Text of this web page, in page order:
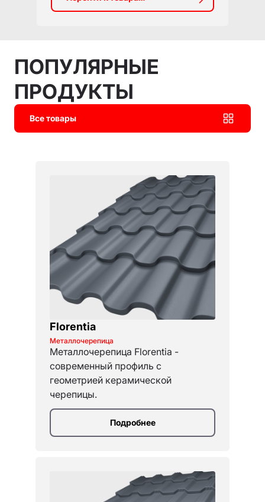
ПОПУЛЯРНЫЕ
ПРОДУКТЫ
Все товары
Florentia
Металлочерепица
Металлочерепица Florentia -
современный профиль с
геометрией керамической
черепицы.
Подробнее